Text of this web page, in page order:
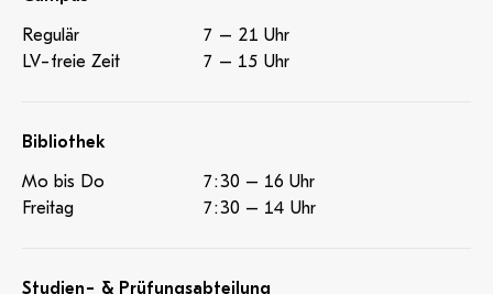
Regulär
7 – 21 Uhr
LV-freie Zeit
7 – 15 Uhr
Bibliothek
Mo bis Do
7:30 – 16 Uhr
Freitag
7:30 – 14 Uhr
Studien- & Prüfungsabteilung